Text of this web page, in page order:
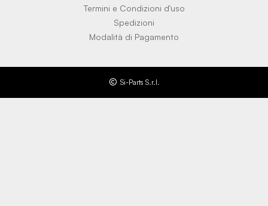
Termini e Condizioni d'uso
Spedizioni
Modalità di Pagamento
Si-Parts S.r.l.